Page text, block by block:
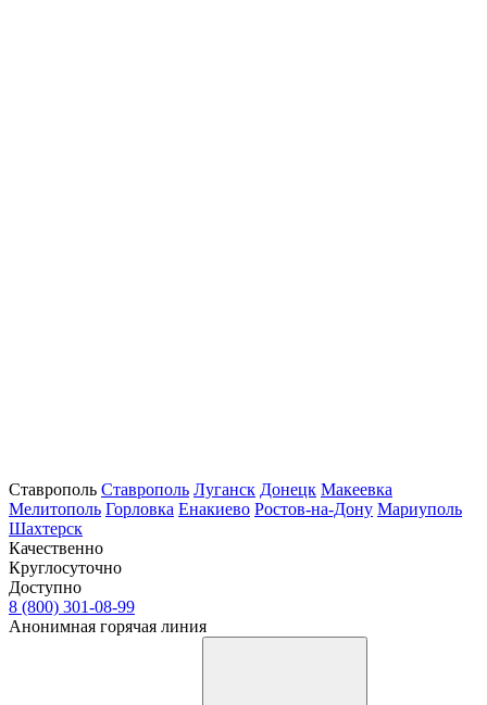
Ставрополь Ставрополь Луганск Донецк Макеевка
Мелитополь Горловка Енакиево Ростов-на-Дону Мариуполь
Шахтерск
Качественно
Круглосуточно
Доступно
8 (800) 301-08-99
Анонимная горячая линия